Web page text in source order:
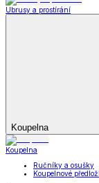
Ubrusy a prostírání
Koupelna
Koupelna
Ručníky a osušky
Koupelnové